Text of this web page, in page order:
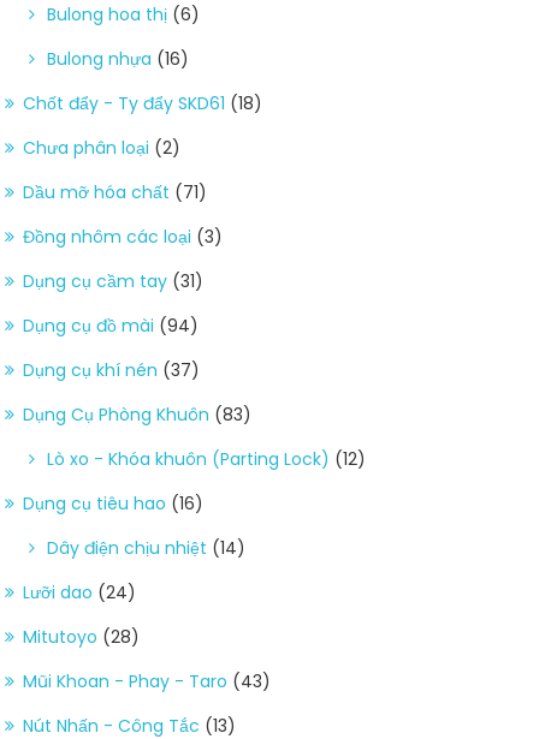
Bulong hoa thị (6)
Bulong nhựa (16)
Chốt đẩy - Ty đẩy SKD61 (18)
Chưa phân loại (2)
Dầu mỡ hóa chất (71)
Đồng nhôm các loại (3)
Dụng cụ cầm tay (31)
Dụng cụ đồ mài (94)
Dụng cụ khí nén (37)
Dụng Cụ Phòng Khuôn (83)
Lò xo - Khóa khuôn (Parting Lock) (12)
Dụng cụ tiêu hao (16)
Dây điện chịu nhiệt (14)
Lưỡi dao (24)
Mitutoyo (28)
Mũi Khoan - Phay - Taro (43)
Nút Nhấn - Công Tắc (13)